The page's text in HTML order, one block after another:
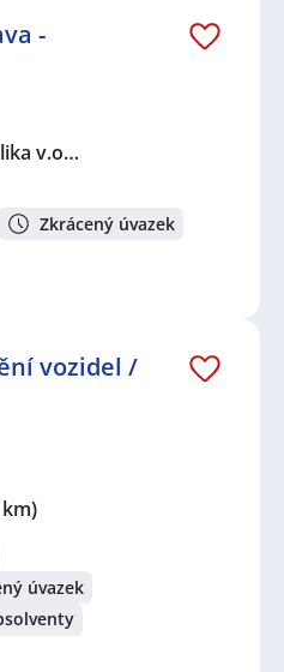
-
v.o…
Zkrácený úvazek
vozidel /
úvazek